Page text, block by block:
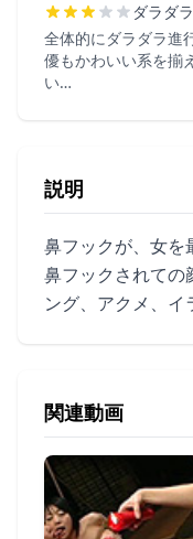
ダラダ
全体的にダラダラ進
優もかわいい系を揃
い…
説明
鼻フックが、女を
鼻フックされての
ング、アクメ、イ
関連動画